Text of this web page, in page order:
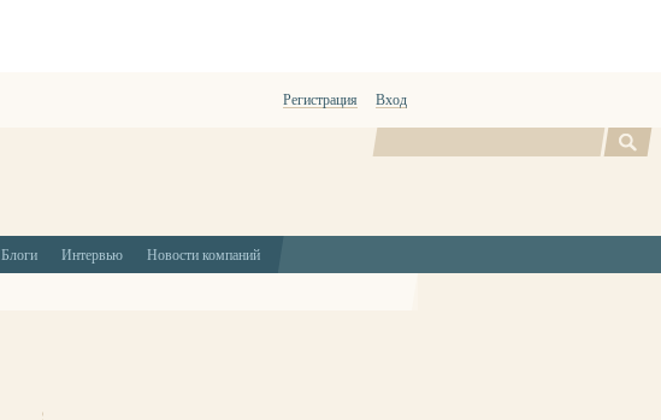
Регистрация Вход
Поиск
Блоги Интервью Новости компаний